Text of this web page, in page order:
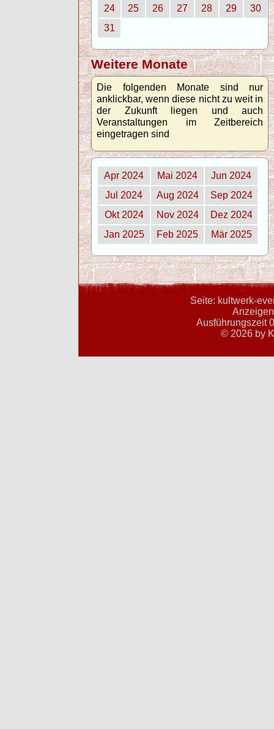
24
25 26 27 28 29
30
31
Weitere Monate
Die folgenden Monate sind nur
anklickbar, wenn diese nicht zu weit in
der Zukunft liegen und auch
Veranstaltungen im Zeitbereich
eingetragen sind
Apr 2024 Mai 2024
Jun 2024
Jul 2024
Aug 2024
Sep 2024
Okt 2024
Nov 2024
Dez 2024
Jan 2025
Feb 2025 Mär 2025
Seite: kultwerk-
Ausführungszeit
© 2026 by